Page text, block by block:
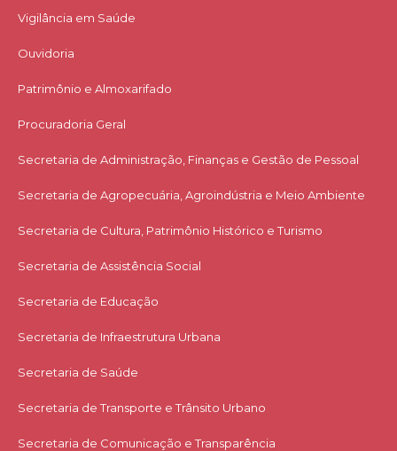
Vigilância em Saúde
Ouvidoria
Patrimônio e Almoxarifado
Procuradoria Geral
Secretaria de Administração, Finanças e Gestão de Pessoal
Secretaria de Agropecuária, Agroindústria e Meio Ambiente
Secretaria de Cultura, Patrimônio Histórico e Turismo
Secretaria de Assistência Social
Secretaria de Educação
Secretaria de Infraestrutura Urbana
Secretaria de Saúde
Secretaria de Transporte e Trânsito Urbano
Secretaria de Comunicação e Transparência